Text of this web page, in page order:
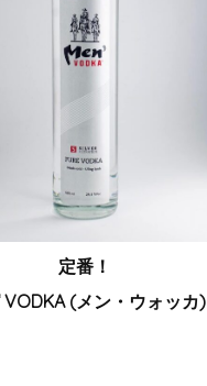
定番！
VODKA (メン・ウォッカ)